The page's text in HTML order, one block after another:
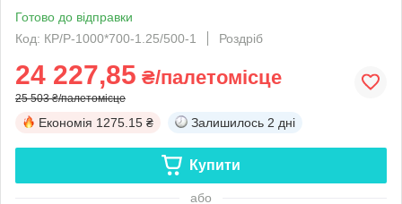
Готово до відправки
Код: КР/Р-1000*700-1.25/500-1
Роздріб
24 227,85 ₴/палетомісце
25 503 ₴/палетомісце
Економія 1275.15 ₴ Залишилось 2 дні
Купити
або